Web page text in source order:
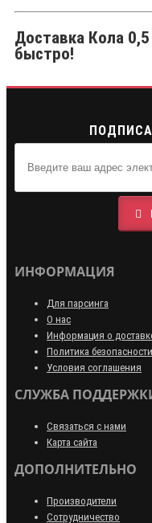
Доставка Кола
быстро!
ИНФОРМАЦИЯ
Для парсинга
О нас
Информация о
Политика безопасности
Условия соглашения
СЛУЖБА
Связаться с нами
Карта сайта
ДОПОЛНИТЕЛЬНО
Производители
Сотрудничество